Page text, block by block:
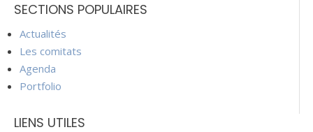
SECTIONS POPULAIRES
Actualités
Les comitats
Agenda
Portfolio
LIENS UTILES